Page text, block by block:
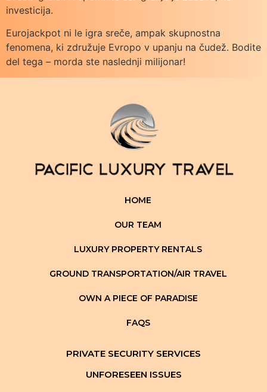
investicija.
Eurojackpot ni le igra sreče, ampak skupnostna
fenomena, ki združuje Evropo v upanju na čudež. Bodite
del tega – morda ste naslednji milijonar!
HOME
OUR TEAM
LUXURY PROPERTY RENTALS
GROUND TRANSPORTATION/AIR TRAVEL
OWN A PIECE OF PARADISE
FAQS
PRIVATE SECURITY SERVICES
UNFORESEEN ISSUES